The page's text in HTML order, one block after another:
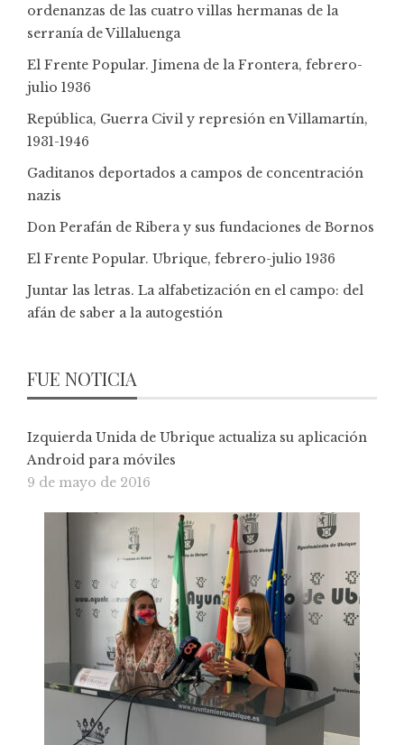
ordenanzas de las cuatro villas hermanas de la
serranía de Villaluenga
El Frente Popular. Jimena de la Frontera, febrero-
julio 1936
República, Guerra Civil y represión en Villamartín,
1931-1946
Gaditanos deportados a campos de concentración
nazis
Don Perafán de Ribera y sus fundaciones de Bornos
El Frente Popular. Ubrique, febrero-julio 1936
Juntar las letras. La alfabetización en el campo: del
afán de saber a la autogestión
FUE NOTICIA
Izquierda Unida de Ubrique actualiza su aplicación
Android para móviles
9 de mayo de 2016